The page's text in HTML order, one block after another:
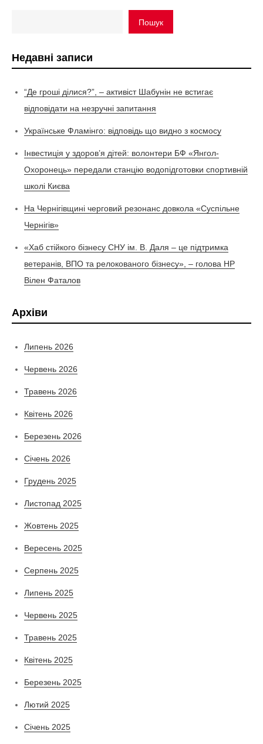
Пошук
Недавні записи
“Де гроші ділися?”, – активіст Шабунін не встигає
відповідати на незручні запитання
Українське Фламінго: відповідь що видно з космосу
Інвестиція у здоров’я дітей: волонтери БФ «Янгол-
Охоронець» передали станцію водопідготовки спортивній
школі Києва
На Чернігівщині черговий резонанс довкола «Суспільне
Чернігів»
«Хаб стійкого бізнесу СНУ ім. В. Даля – це підтримка
ветеранів, ВПО та релокованого бізнесу», – голова НР
Вілен Фаталов
Архіви
Липень 2026
Червень 2026
Травень 2026
Квітень 2026
Березень 2026
Січень 2026
Грудень 2025
Листопад 2025
Жовтень 2025
Вересень 2025
Серпень 2025
Липень 2025
Червень 2025
Травень 2025
Квітень 2025
Березень 2025
Лютий 2025
Січень 2025